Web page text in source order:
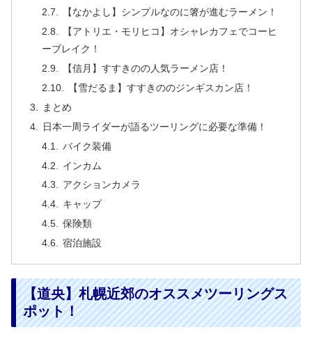
【なかよし】シンプルなのに箸が進むラーメン！
【アトリエ・モリヒコ】オシャレカフェでコーヒ
ーブレイク！
【信月】すすきのの人気ラーメン店！
【雪だるま】すすきののジンギスカン店！
まとめ
日本一周ライダーが語るツーリングに必要な準備！
バイク装備
インカム
アクションカメラ
キャップ
保険類
宿泊施設
【道央】札幌近郊のオススメツーリングス
ポット！